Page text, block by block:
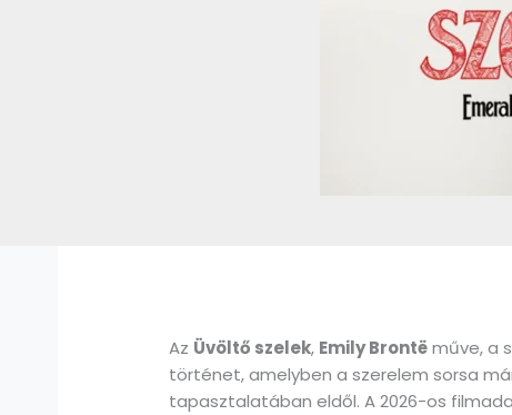
Az Üvöltő szelek, Emily Brontëműve, a
történet, amelyben a szerelem sorsa
tapasztalatában eldől. A 2026-os